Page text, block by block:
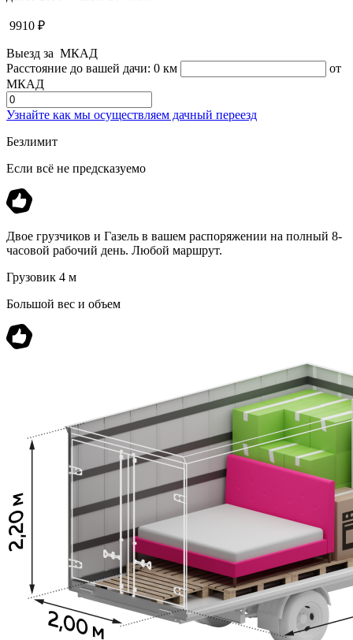
9910 ₽
Выезд за МКАД
Расстояние до вашей дачи: 0 км
от
МКАД
Узнайте как мы осуществляем дачный переезд
Безлимит
Если всё не предсказуемо
Двое грузчиков и Газель в вашем распоряжении на полный 8-
часовой рабочий день. Любой маршрут.
Грузовик 4 м
Большой вес и объем